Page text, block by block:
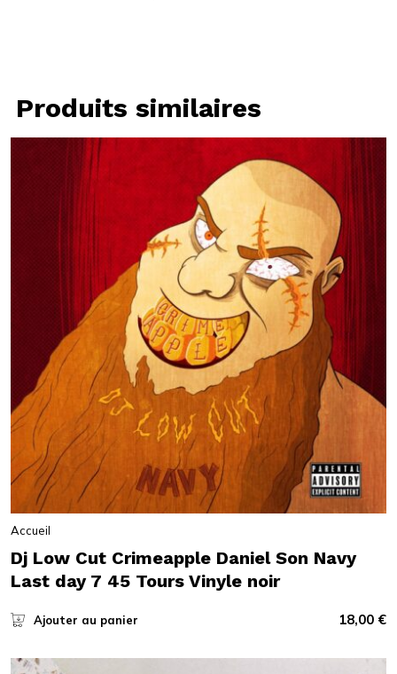
Produits similaires
Accueil
Dj Low Cut Crimeapple Daniel Son Navy
Last day 7 45 Tours Vinyle noir
Ajouter au panier 18,00 €